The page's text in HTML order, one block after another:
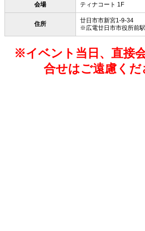
会場 ティナコート 1F
住所
廿日市市新宮1-9-34
※広電廿日市市役所前
※イベント当日、直接
合せはご遠慮く